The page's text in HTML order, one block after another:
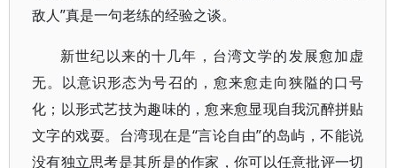
敌人”真是一句老练的经验之谈。
新世纪以来的十几年，台湾文学的发展愈加虚
无。以意识形态为号召的，愈来愈走向狭隘的口号
化；以形式艺技为趣味的，愈来愈显现自我沉醉拼贴
文字的戏耍。台湾现在是“言论自由”的岛屿，不能说
没有独立思考是其所是的作家，你可以任意批评一切